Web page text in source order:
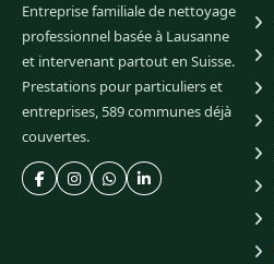
Entreprise familiale de nettoyage
professionnel basée à Lausanne
et intervenant partout en Suisse.
Prestations pour particuliers et
entreprises, 589 communes déjà
couvertes.